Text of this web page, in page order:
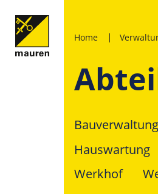
Home
Bauverwaltung
Hauswartung
Werkhof